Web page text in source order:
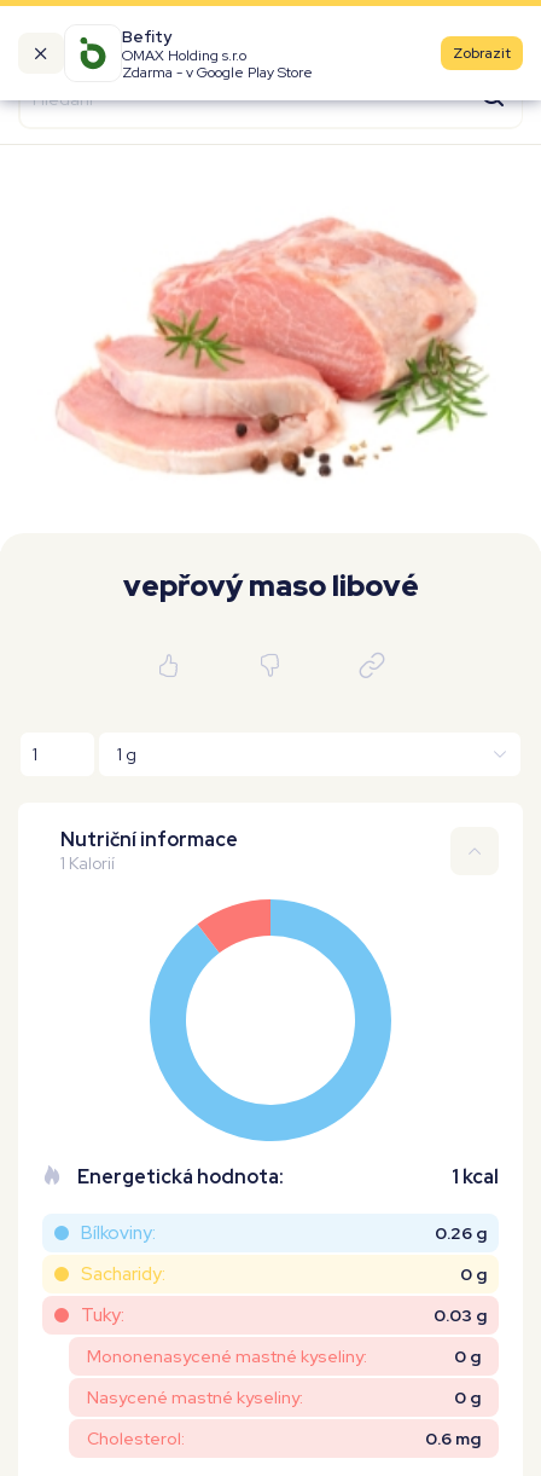
Befity
OMAX Holding s.r.o
Zdarma - v Google Play Store
Zobrazit
Kalorické tabulky
Fast Food
Aktivity
Denní aktivity
Cviky
vepřový maso libové
Nutriční informace
1 Kalorií
Energetická hodnota: 1 kcal
Bílkoviny: 0.26 g
Sacharidy: 0 g
Tuky:
0.03 g
Mononenasycené mastné kyseliny:
0 g
Nasycené mastné kyseliny:
0 g
Cholesterol:
0.6 mg